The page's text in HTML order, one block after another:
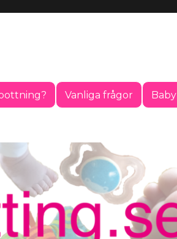
Vanliga frågor